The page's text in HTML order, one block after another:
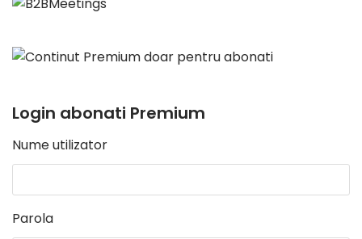
Login abonati Premium
Nume utilizator
Parola